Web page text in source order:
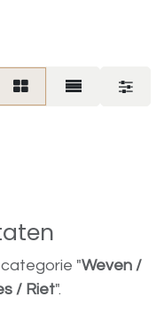
categorie "Weven /
/ Riet".